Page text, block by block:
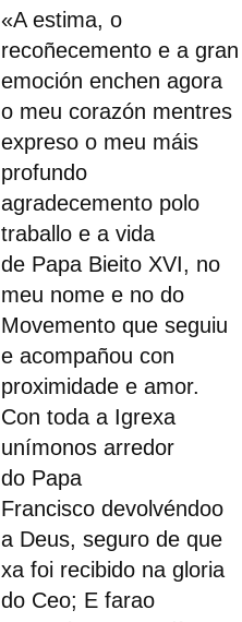
«A estima, o
recoñecemento e a gran
emoción enchen agora
o meu corazón mentres
expreso o meu máis
profundo
agradecemento polo
traballo e a vida
de Papa Bieito XVI, no
meu nome e no do
Movemento que seguiu
e acompañou con
proximidade e amor.
Con toda a Igrexa
unímonos arredor
do Papa
Francisco devolvéndoo
a Deus, seguro de que
xa foi recibido na gloria
do Ceo; E farao